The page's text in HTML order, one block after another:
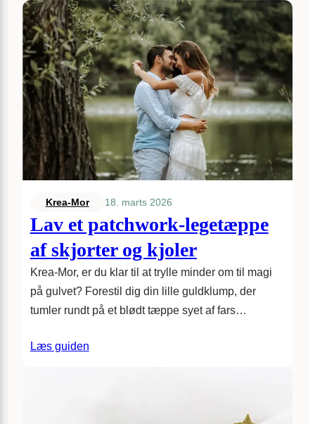
Krea-Mor 18. marts 2026
Lav et patchwork-legetæppe
af skjorter og kjoler
Krea-Mor, er du klar til at trylle minder om til magi
på gulvet? Forestil dig din lille guldklump, der
tumler rundt på et blødt tæppe syet af fars…
Læs guiden